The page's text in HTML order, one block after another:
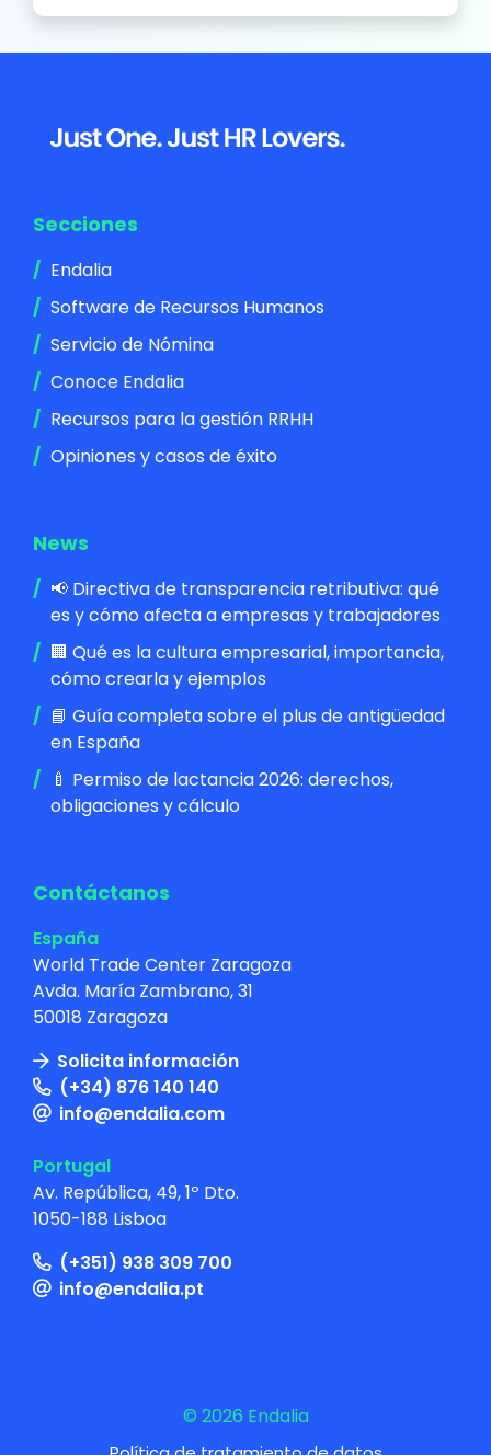
Footer
Secciones
Endalia
Software de Recursos Humanos
Servicio de Nómina
Conoce Endalia
Recursos para la gestión RRHH
Opiniones y casos de éxito
News
📢 Directiva de transparencia retributiva: qué
es y cómo afecta a empresas y trabajadores
🏢 Qué es la cultura empresarial, importancia,
cómo crearla y ejemplos
📘 Guía completa sobre el plus de antigüedad
en España
🍼 Permiso de lactancia 2026: derechos,
obligaciones y cálculo
Contáctanos
España
World Trade Center Zaragoza
Avda. María Zambrano, 31
50018 Zaragoza
Solicita información
(+34) 876 140 140
info@endalia.com
Portugal
Av. República, 49, 1º Dto.
1050-188 Lisboa
(+351) 938 309 700
info@endalia.pt
© 2026 Endalia